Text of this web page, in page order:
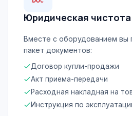
Юридическая чистота
Вместе с оборудованием вы
пакет документов:
Договор купли-продажи
Акт приема-передачи
Расходная накладная на
Инструкция по